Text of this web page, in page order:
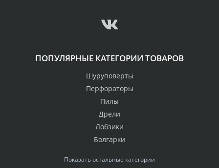
ПОПУЛЯРНЫЕ КАТЕГОРИИ ТОВАРОВ
Шуруповерты
Перфораторы
Пилы
Дрели
Лобзики
Болгарки
Показать остальные категории